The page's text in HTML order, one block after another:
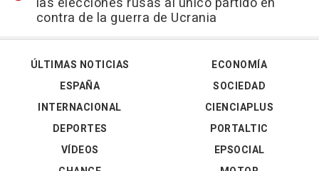
contra de la guerra de Ucrania
ÚLTIMAS NOTICIAS
ESPAÑA
INTERNACIONAL
DEPORTES
VÍDEOS
ECONOMÍA
SOCIEDAD
CIENCIAPLUS
PORTALTIC
EPSOCIAL